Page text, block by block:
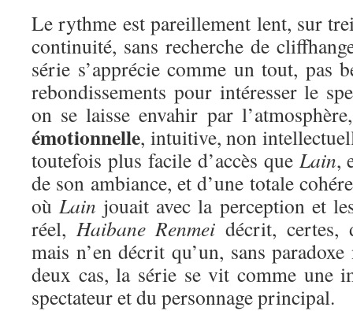
Le rythme est pareillement lent, sur
continuité, sans recherche de
série s’apprécie comme un tout, pas
rebondissements pour intéresser le
on se laisse envahir par
émotionnelle, intuitive, non
toutefois plus facile d’accès que Lain,
de son ambiance, et d’une totale
oùLain jouait avec la perception et
réel, Haibane Renmei décrit, certes,
mais n’en décrit qu’un, sans
deux cas, la série se vit comme une
spectateur et du personnage principal.